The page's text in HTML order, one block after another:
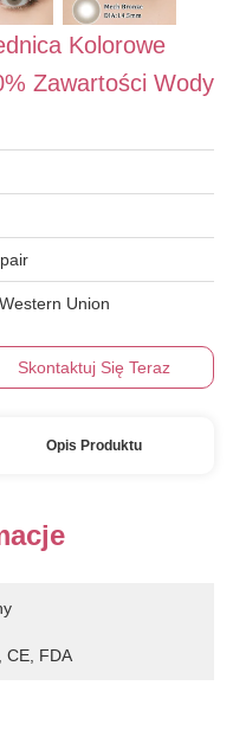
Kolorowe
Zawartości Wody
Union
Skontaktuj Się Teraz
Opis Produktu
CE, FDA